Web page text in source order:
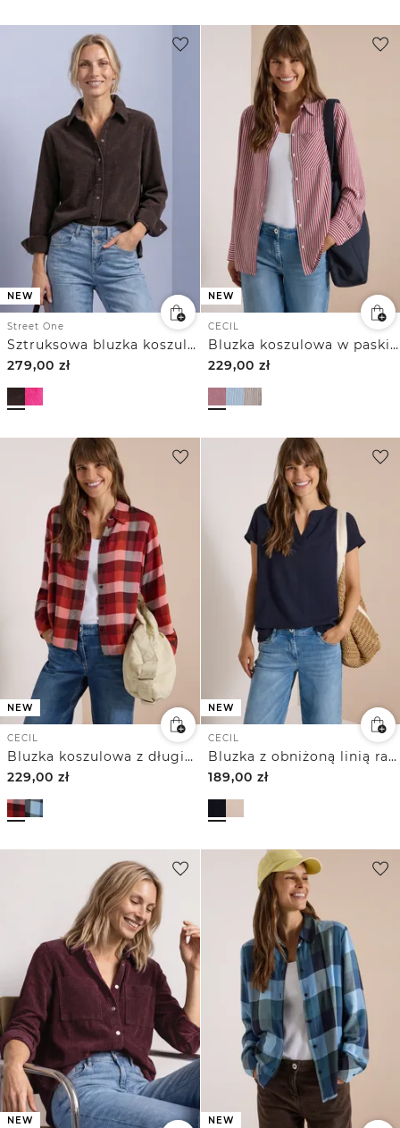
NEW
Street One
Sztruksowa bluzka koszulowa zapinana na guziki
279,00 zł
NEW
CECIL
Bluzka koszulowa w paski z długim rękawem
229,00 zł
NEW
CECIL
Bluzka koszulowa z długim rękawem w kratkę
229,00 zł
NEW
CECIL
Bluzka z obniżoną linią ramion i wyrazistą strukturą
189,00 zł
NEW NEW